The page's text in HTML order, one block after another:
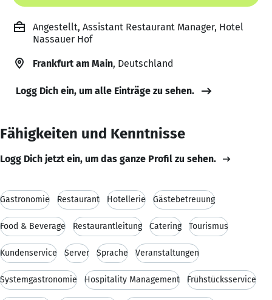
Angestellt, Assistant Restaurant Manager, Hotel
Nassauer Hof
Frankfurt am Main, Deutschland
Logg Dich ein, um alle Einträge zu sehen.
Fähigkeiten und Kenntnisse
Logg Dich jetzt ein, um das ganze Profil zu sehen.
Gastronomie Restaurant Hotellerie Gästebetreuung
Food & Beverage Restaurantleitung Catering Tourismus
Kundenservice Server Sprache Veranstaltungen
Systemgastronomie Hospitality Management Frühstücksservice